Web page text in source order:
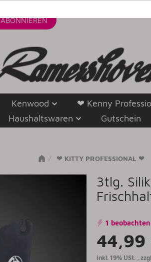
ABONNIEREN
Kenwood
❤ Kenny
Haushaltswaren Gutschein
❤ KITTY PROFESSIONAL ❤
3tlg.
1
44,99
inkl. 19% USt. ,